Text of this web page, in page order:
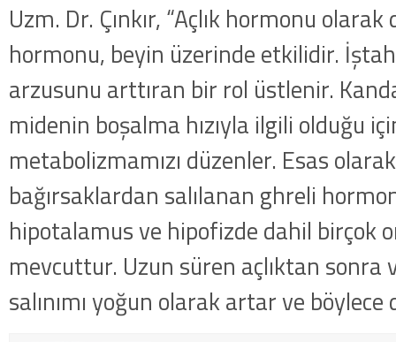
Uzm. Dr. Çınkır, “Açlık hormonu
hormonu, beyin üzerinde etkilidir.
arzusunu arttıran bir rol üstlenir.
midenin boşalma hızıyla ilgili olduğu
metabolizmamızı düzenler. Esas
bağırsaklardan salılanan ghreli
hipotalamus ve hipofizde dahil birçok
mevcuttur. Uzun süren açlıktan
salınımı yoğun olarak artar ve